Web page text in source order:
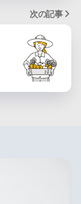
次の記事